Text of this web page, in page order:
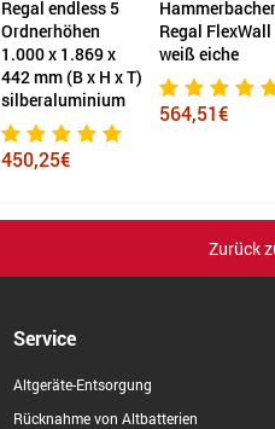
Regal endless 5
Ordnerhöhen
1.000 x 1.869 x
442 mm (B x H x T)
silberaluminium
450,25€
Hammerbacher
Regal FlexWall
weiß eiche
564,51€
Zurück
Service
Altgeräte-Entsorgung
Rücknahme von Altbatterien